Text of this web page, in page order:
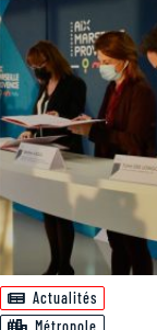
Actualités
Métropole